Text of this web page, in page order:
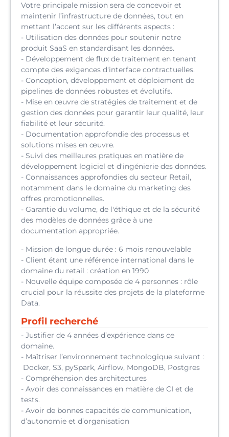
Votre principale mission sera de concevoir et
maintenir l’infrastructure de données, tout en
mettant l’accent sur les différents aspects :
- Utilisation des données pour soutenir notre
produit SaaS en standardisant les données.
- Développement de flux de traitement en tenant
compte des exigences d'interface contractuelles.
- Conception, développement et déploiement de
pipelines de données robustes et évolutifs.
- Mise en œuvre de stratégies de traitement et de
gestion des données pour garantir leur qualité, leur
fiabilité et leur sécurité.
- Documentation approfondie des processus et
solutions mises en œuvre.
- Suivi des meilleures pratiques en matière de
développement logiciel et d'ingénierie des données.
- Connaissances approfondies du secteur Retail,
notamment dans le domaine du marketing des
offres promotionnelles.
- Garantie du volume, de l'éthique et de la sécurité
des modèles de données grâce à une
documentation appropriée.
- Mission de longue durée : 6 mois renouvelable
- Client étant une référence international dans le
domaine du retail : création en 1990
- Nouvelle équipe composée de 4 personnes : rôle
crucial pour la réussite des projets de la plateforme
Data.
Profil recherché
- Justifier de 4 années d’expérience dans ce
domaine.
- Maîtriser l’environnement technologique suivant :
Docker, S3, pySpark, Airflow, MongoDB, Postgres
- Compréhension des architectures
- Avoir des connaissances en matière de CI et de
tests.
- Avoir de bonnes capacités de communication,
d’autonomie et d’organisation